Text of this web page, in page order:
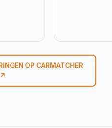
OP CARMATCHER
↗